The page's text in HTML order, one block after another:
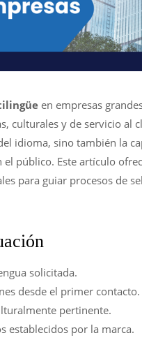
en empresas
culturales y de servicio al
idioma, sino también la
público. Este artículo
para guiar procesos de
solicitada.
desde el primer contacto.
pertinente.
establecidos por la marca.